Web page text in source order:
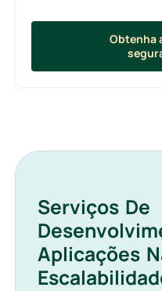
Obtenha
Serviços De
Aplicações